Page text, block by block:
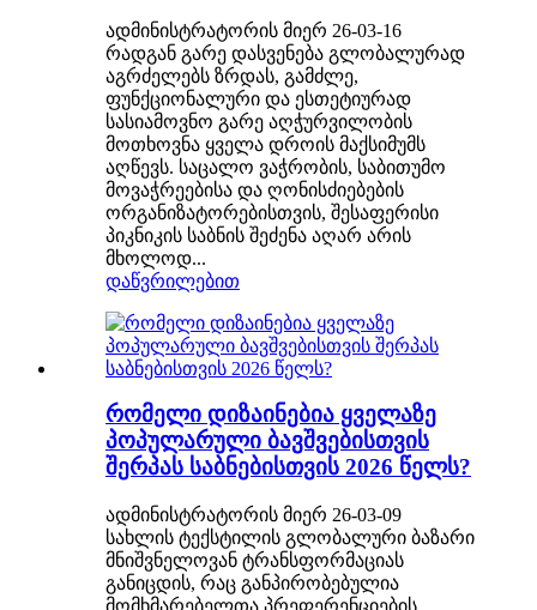
ადმინისტრატორის მიერ 26-03-16
რადგან გარე დასვენება გლობალურად
აგრძელებს ზრდას, გამძლე,
ფუნქციონალური და ესთეტიურად
სასიამოვნო გარე აღჭურვილობის
მოთხოვნა ყველა დროის მაქსიმუმს
აღწევს. საცალო ვაჭრობის, საბითუმო
მოვაჭრეებისა და ღონისძიებების
ორგანიზატორებისთვის, შესაფერისი
პიკნიკის საბნის შეძენა აღარ არის
მხოლოდ...
დაწვრილებით
რომელი დიზაინებია ყველაზე
პოპულარული ბავშვებისთვის
შერპას საბნებისთვის 2026 წელს?
ადმინისტრატორის მიერ 26-03-09
სახლის ტექსტილის გლობალური ბაზარი
მნიშვნელოვან ტრანსფორმაციას
განიცდის, რაც განპირობებულია
მომხმარებელთა პრეფერენციების